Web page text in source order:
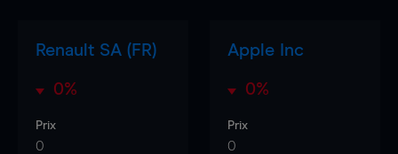
Renault SA (FR)
0%
Prix
0
Apple Inc
0%
Prix
0